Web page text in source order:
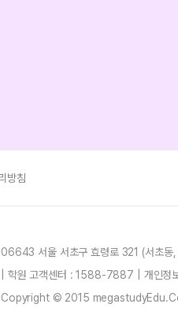
방침
06643 서울 서초구 효령로 321 (서초
| 학원 고객센터 : 1588-7887 | 개인
Copyright © 2015